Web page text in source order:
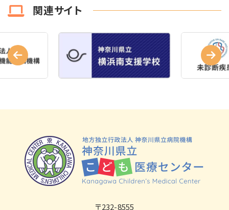
関連サイト
〒232-8555